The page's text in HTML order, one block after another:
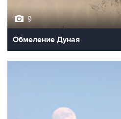
9
Обмеление Дуная